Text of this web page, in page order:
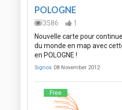
POLOGNE
3586
1
Nouvelle carte pour
du monde en map avec
en POLOGNE !
Signos 08 November 2012
Free